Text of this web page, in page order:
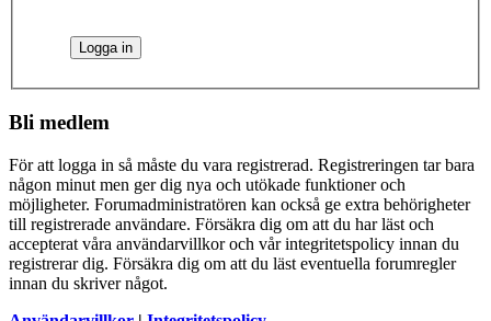
Bli medlem
För att logga in så måste du vara registrerad. Registreringen tar bara
någon minut men ger dig nya och utökade funktioner och
möjligheter. Forumadministratören kan också ge extra behörigheter
till registrerade användare. Försäkra dig om att du har läst och
accepterat våra användarvillkor och vår integritetspolicy innan du
registrerar dig. Försäkra dig om att du läst eventuella forumregler
innan du skriver något.